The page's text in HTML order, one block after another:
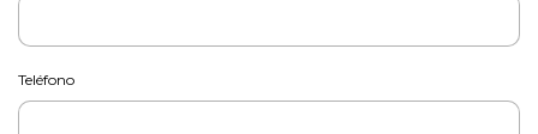
Teléfono